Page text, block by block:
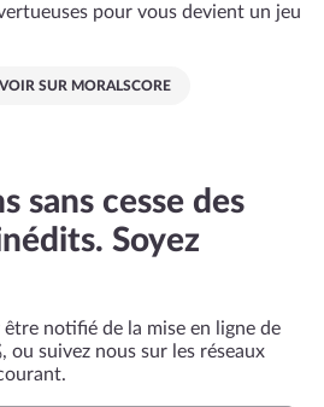
pour vous devient un jeu
SUR MORALSCORE
sans cesse des
Soyez
notifié de la mise en ligne de
ou suivez nous sur les réseaux